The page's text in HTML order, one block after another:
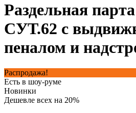
Раздельная
СУТ.62 с
пеналом и
Распродажа!
Есть в шоу-руме
Новинки
Дешевле всех на 20%